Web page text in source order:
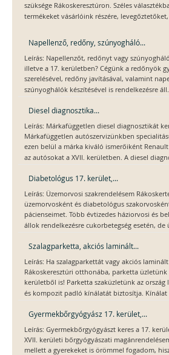
szüksége Rákoskeresztúron. Széles
termékeket vásárlóink részére,
Napellenző, redőny, szúnyogháló...
Leírás: Napellenzőt, redőnyt vagy
illetve a 17. kerületben? Cégünk a redőnyök
szerelésével, redőny javításával, valamint
szúnyoghálók készítésével is rendelkezésre
Diesel diagnosztika...
Leírás: Márkafüggetlen diesel diagnosztikát
Márkafüggetlen autószervizünkben
ezen belül a márka kiváló ismerőiként
az autósokat a XVII. kerületben. A diesel
Diabetológus 17. kerület,...
Leírás: Üzemorvosi szakrendelésem
üzemorvosként és diabetológus
pácienseimet. Több évtizedes háziorvosi és
állok rendelkezésre cukorbetegség esetén, de
Szalagparketta, akciós laminált...
Leírás: Ha szalagparkettát vagy akciós
Rákoskeresztúri otthonába, parketta üzletünk
kerületből is! Parketta szaküzletünk az
és kompozit padló kínálatát biztosítja. Kínálat
Gyermekbőrgyógyász 17. kerület,...
Leírás: Gyermekbőrgyógyászt keres a 17.
XVII. kerületi bőrgyógyászati
mellett a gyerekeket is örömmel fogadom,